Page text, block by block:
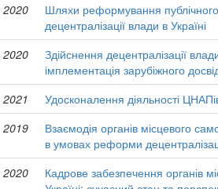
2020
Шляхи реформування
децентралізації влади в Україні
2020
Здійснення децентралізації
імплементація зарубіжного
2021 Удосконалення діяльності
2019
Взаємодія органів місцевого
в умовах реформи
2020
Кадрове забезпечення органів